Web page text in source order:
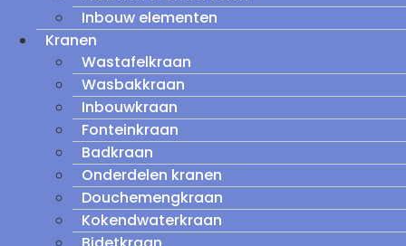
Inbouw elementen
Kranen
Wastafelkraan
Wasbakkraan
Inbouwkraan
Fonteinkraan
Badkraan
Onderdelen kranen
Douchemengkraan
Kokendwaterkraan